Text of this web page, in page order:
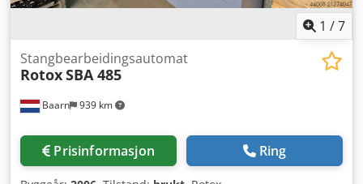
1 /7
Baarn 939 km
Stangbearbeidingsautomat
RotoxSBA 485
Prisinformasjon Ring